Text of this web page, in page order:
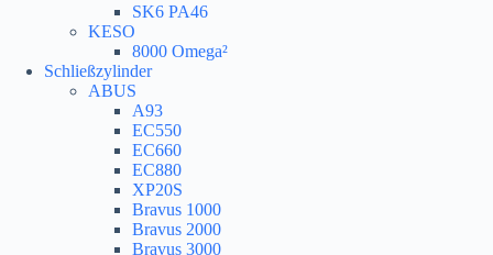
SK6 PA46
KESO
8000 Omega²
Schließzylinder
ABUS
A93
EC550
EC660
EC880
XP20S
Bravus 1000
Bravus 2000
Bravus 3000